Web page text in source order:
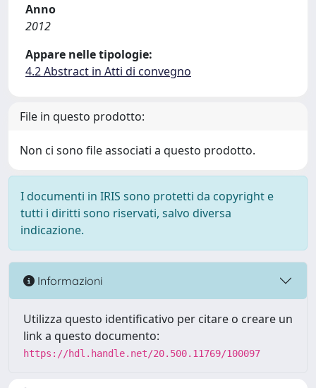
Anno
2012
Appare nelle tipologie:
4.2 Abstract in Atti di convegno
File in questo prodotto:
Non ci sono file associati a questo prodotto.
I documenti in IRIS sono protetti da copyright e
tutti i diritti sono riservati, salvo diversa
indicazione.
Informazioni
Utilizza questo identificativo per citare o creare un
link a questo documento:
https://hdl.handle.net/20.500.11769/100097